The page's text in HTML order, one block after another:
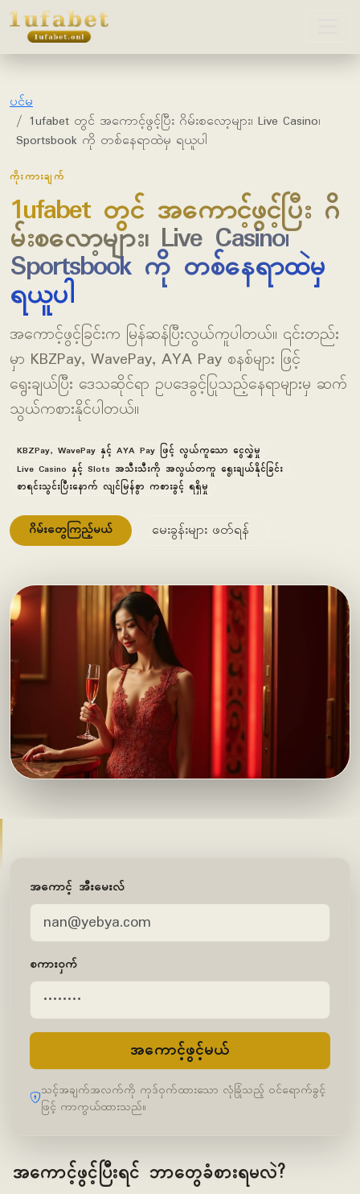
1ufabet
ပင်မ
1ufabet တွင် အကောင့်ဖွင့်ပြီး ဂိမ်းစလော့များ၊ Live Casino၊
Sportsbook ကို တစ်နေရာထဲမှ ရယူပါ
ကိုးကားချက်
1ufabet တွင် အကောင့်ဖွင့်ပြီး ဂိ
မ်းစလော့များ၊ Live Casino၊
Sportsbook ကို တစ်နေရာထဲမှ
ရယူပါ
အကောင့်ဖွင့်ခြင်းက မြန်ဆန်ပြီးလွယ်ကူပါတယ်။ ၎င်းတည်း
မှာ KBZPay, WavePay, AYA Pay စနစ်များ ဖြင့်
ရွေးချယ်ပြီး ဒေသဆိုင်ရာ ဥပဒေခွင့်ပြုသည့်နေရာများမှ ဆက်
သွယ်ကစားနိုင်ပါတယ်။
KBZPay, WavePay နှင့် AYA Pay ဖြင့် လွယ်ကူသော ငွေလွှဲမှု
Live Casino နှင့် Slots အသီးသီးကို အလွယ်တကူ ရွေးချယ်နိုင်ခြင်း
စာရင်းသွင်းပြီးနောက် လျင်မြန်စွာ ကစားခွင့် ရရှိမှု
ဂိမ်းတွေကြည့်မယ် မေးခွန်းများ ဖတ်ရန်
အကောင့်ဖွင့်ပြီးရင် ဘာတွေခံစားရမလဲ?
အကောင့် အီးမေးလ်
စကားဝှက်
အကောင့်ဖွင့်မယ်
သင့်အချက်အလက်ကို ကုဒ်ဝှက်ထားသော လုံခြုံသည့် ဝင်ရောက်ခွင့်
ဖြင့် ကာကွယ်ထားသည်။